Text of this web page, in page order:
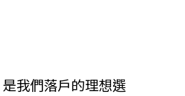
我們落戶的理想選